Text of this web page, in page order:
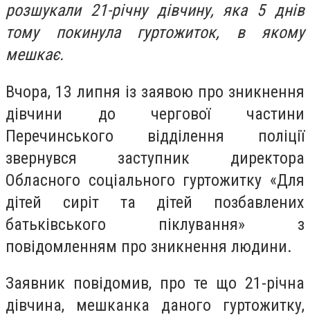
розшукали 21-річну дівчину, яка 5 днів
тому покинула гуртожиток, в якому
мешкає.
Вчора, 13 липня із заявою про зникнення
дівчини до чергової частини
Перечинського відділення поліції
звернувся заступник директора
Обласного соціального гуртожитку «Для
дітей сиріт та дітей позбавлених
батьківського піклування» з
повідомленням про зникнення людини.
Заявник повідомив, про те що 21-річна
дівчина, мешканка даного гуртожитку,